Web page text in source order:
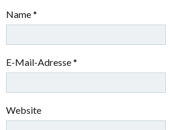
Name*
E-Mail-Adresse*
Website